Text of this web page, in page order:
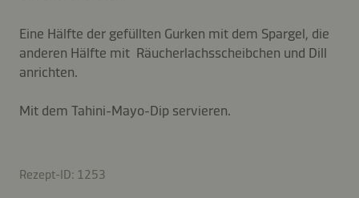
Eine Hälfte der gefüllten Gurken mit dem Spargel, die
anderen Hälfte mit Räucherlachsscheibchen und Dill
anrichten.
Mit dem Tahini-Mayo-Dip servieren.
Rezept-ID: 1253